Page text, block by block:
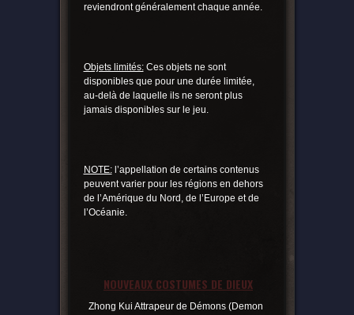
reviendront généralement chaque année.
Objets limités:Ces objets ne sont
disponibles que pour une durée limitée,
au-delà de laquelle ils ne seront plus
jamais disponibles sur le jeu.
NOTE:l’appellation de certains contenus
peuvent varier pour les régions en dehors
de l’Amérique du Nord, de l’Europe et de
l’Océanie.
NOUVEAUX COSTUMES DE DIEUX
Zhong Kui Attrapeur de Démons (Demon